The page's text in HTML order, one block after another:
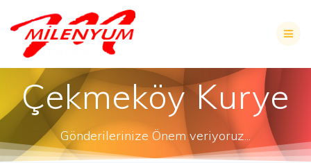
Çekmeköy Kurye
Gönderilerinize Önem veriyoruz...